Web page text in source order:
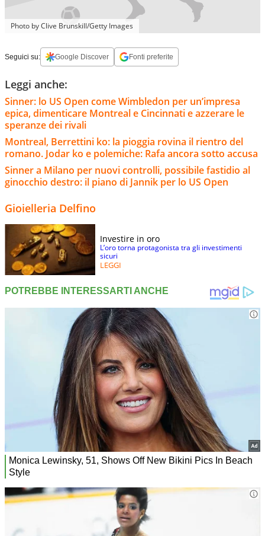
Photo by Clive Brunskill/Getty Images
Seguici su: Google Discover Fonti preferite
Leggi anche:
Sinner: lo US Open come Wimbledon per un’impresa
epica, dimenticare Montreal e Cincinnati e azzerare le
speranze dei rivali
Montreal, Berrettini ko: la pioggia rovina il rientro del
romano. Jodar ko e polemiche: Rafa ancora sotto accusa
Sinner a Milano per nuovi controlli, possibile fastidio al
ginocchio destro: il piano di Jannik per lo US Open
Gioielleria Delfino
Investire in oro
L’oro torna protagonista tra gli investimenti
sicuri
LEGGI